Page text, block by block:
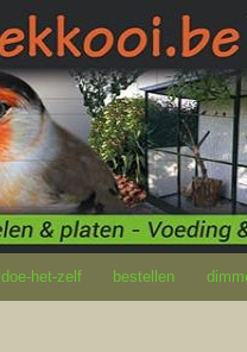
doe-het-zelf bestellen